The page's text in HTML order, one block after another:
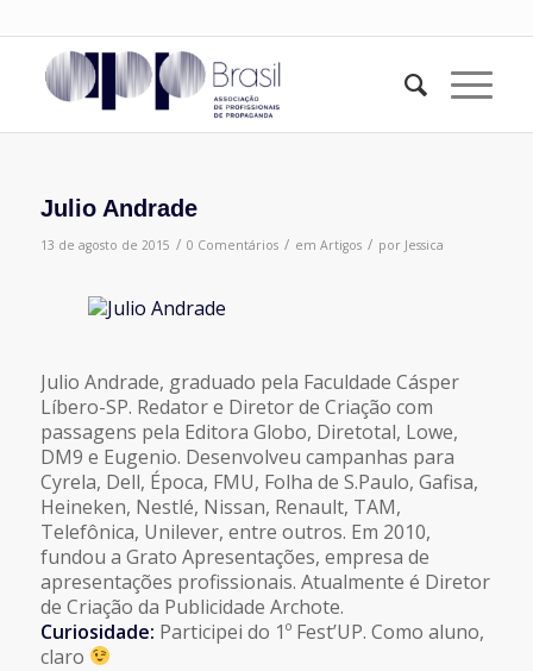
Julio Andrade
13 de agosto de 2015 / 0 Comentários / em Artigos / por Jessica
Julio Andrade, graduado pela Faculdade Cásper
Líbero-SP. Redator e Diretor de Criação com
passagens pela Editora Globo, Diretotal, Lowe,
DM9 e Eugenio. Desenvolveu campanhas para
Cyrela, Dell, Época, FMU, Folha de S.Paulo, Gafisa,
Heineken, Nestlé, Nissan, Renault, TAM,
Telefônica, Unilever, entre outros. Em 2010,
fundou a Grato Apresentações, empresa de
apresentações profissionais. Atualmente é Diretor
de Criação da Publicidade Archote.
Curiosidade: Participei do 1º Fest’UP. Como aluno,
claro